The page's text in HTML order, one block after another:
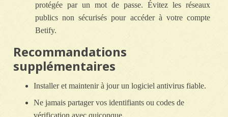
protégée par un mot de passe. Évitez les réseaux
publics non sécurisés pour accéder à votre compte
Betify.
Recommandations
supplémentaires
Installer et maintenir à jour un logiciel antivirus fiable.
Ne jamais partager vos identifiants ou codes de